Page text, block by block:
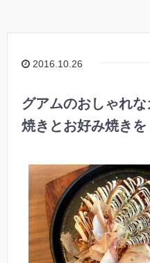
2016.10.26
グアムのおしゃれ
焼きとお好み焼きを